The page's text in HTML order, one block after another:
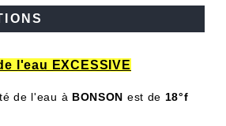
l'eau EXCESSIVE
de l'eau à BONSON est de 18°f